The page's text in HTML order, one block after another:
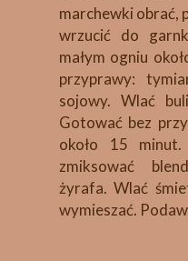
marchewki obrać,
wrzucić do
małym ogniu
przyprawy:
sojowy. Wlać
Gotować bez
około 15
zmiksować
żyrafa. Wlać
wymieszać.